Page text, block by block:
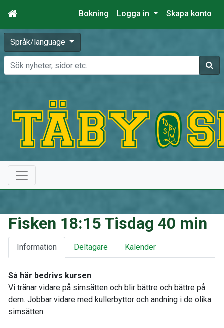
Bokning Logga in Skapa konto
Språk/language
Sök
Fisken 18:15 Tisdag 40 min
Information Deltagare Kalender
Så här bedrivs kursen
Vi tränar vidare på simsätten och blir bättre och bättre på
dem. Jobbar vidare med kullerbyttor och andning i de olika
simsätten.